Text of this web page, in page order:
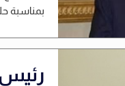
بمناسبة